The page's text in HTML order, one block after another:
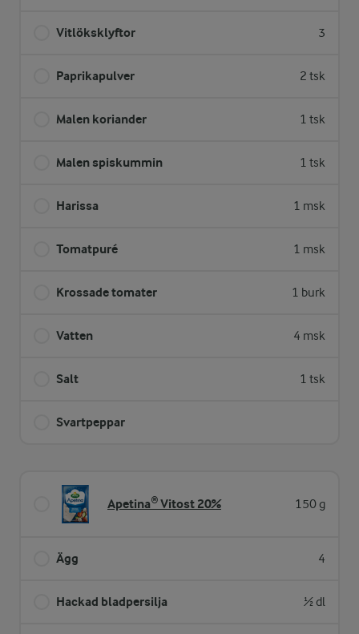
Vitlöksklyftor 3
Paprikapulver 2 tsk
Malen koriander 1 tsk
Malen spiskummin 1 tsk
Harissa 1 msk
Tomatpuré 1 msk
Krossade tomater 1 burk
Vatten 4 msk
Salt 1 tsk
Svartpeppar
Apetina® Vitost 20% 150 g
Ägg 4
Hackad bladpersilja ½ dl